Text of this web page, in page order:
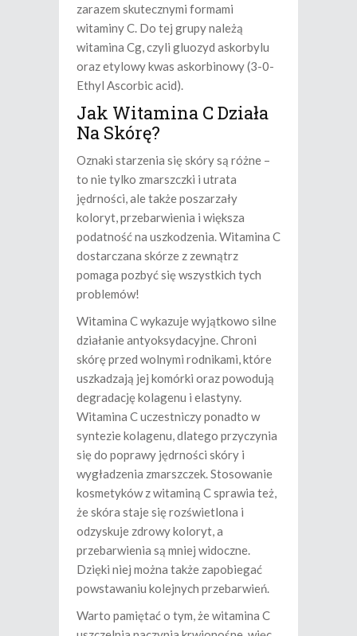
zarazem skutecznymi formami
witaminy C. Do tej grupy należą
witamina Cg, czyli gluozyd askorbylu
oraz etylowy kwas askorbinowy (3-0-
Ethyl Ascorbic acid).
Jak Witamina C Działa
Na Skórę?
Oznaki starzenia się skóry są różne –
to nie tylko zmarszczki i utrata
jędrności, ale także poszarzały
koloryt, przebarwienia i większa
podatność na uszkodzenia. Witamina C
dostarczana skórze z zewnątrz
pomaga pozbyć się wszystkich tych
problemów!
Witamina C wykazuje wyjątkowo silne
działanie antyoksydacyjne. Chroni
skórę przed wolnymi rodnikami, które
uszkadzają jej komórki oraz powodują
degradację kolagenu i elastyny.
Witamina C uczestniczy ponadto w
syntezie kolagenu, dlatego przyczynia
się do poprawy jędrności skóry i
wygładzenia zmarszczek. Stosowanie
kosmetyków z witaminą C sprawia też,
że skóra staje się rozświetlona i
odzyskuje zdrowy koloryt, a
przebarwienia są mniej widoczne.
Dzięki niej można także zapobiegać
powstawaniu kolejnych przebarwień.
Warto pamiętać o tym, że witamina C